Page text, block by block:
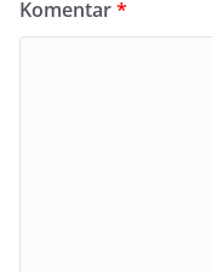
Komentar*